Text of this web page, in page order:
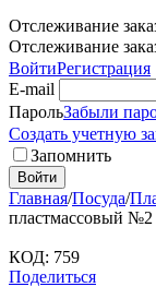
Отслеживание
Отслеживание
ВойтиРегистрация
E-mail
ПарольЗабыли
Создать учетную
Запомнить
Войти
Главная/Посуда/
пластмассовый №2
КОД: 759
Поделиться